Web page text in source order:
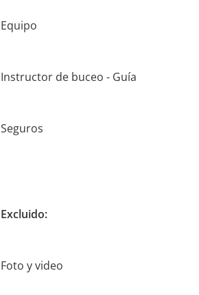
Equipo
Instructor de buceo - Guía
Seguros
Excluido:
Foto y video